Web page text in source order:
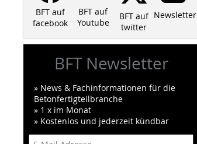
BFT auf
facebook
BFT auf
Youtube
BFT auf
twitter
Newsletter
BFT Newsletter
» News & Fachinformationen für die
Betonfertigteilbranche
» 1 x im Monat
» Kostenlos und jederzeit kündbar